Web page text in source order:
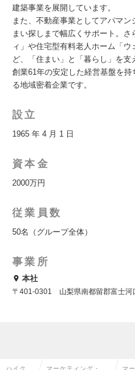
建築事業を展開しています。
また、不動産事業としてアパマ
まい探しまで幅広くサポート。
ィ」や住宅型有料老人ホーム「
ど、「住まい」と「暮らし」を支
創業61年の安定した経営基盤を
る地域密着企業です。
設立
1965 年 4 月 1 日
資本金
2000万円
従業員数
50名（グループ全体）
事業所
本社
〒401-0301 山梨県南都留郡富士河
ハイクラ マーケティング・販 マ